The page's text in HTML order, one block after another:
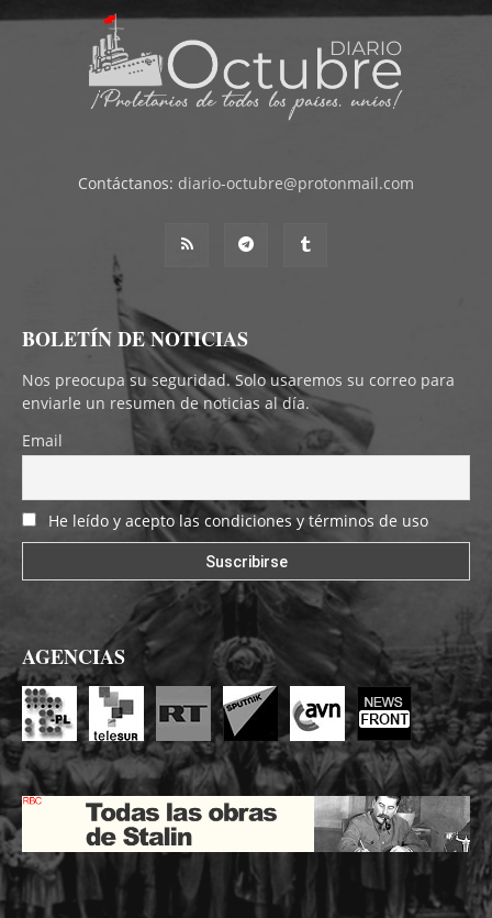
Contáctanos: diario-octubre@protonmail.com
BOLETÍN DE NOTICIAS
Nos preocupa su seguridad. Solo usaremos su correo para
enviarle un resumen de noticias al día.
Email
He leído y acepto las condiciones y términos de uso
AGENCIAS